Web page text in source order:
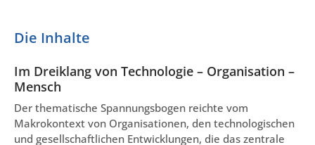
Die Inhalte
Im Dreiklang von Technologie – Organisation –
Mensch
Der thematische Spannungsbogen reichte vom
Makrokontext von Organisationen, den technologischen
und gesellschaftlichen Entwicklungen, die das zentrale